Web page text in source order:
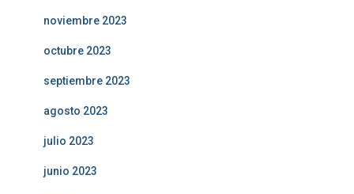
noviembre 2023
octubre 2023
septiembre 2023
agosto 2023
julio 2023
junio 2023